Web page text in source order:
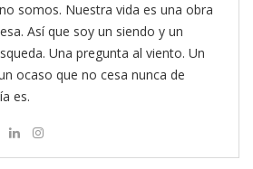
somos. Nuestra vida es una obra
Así que soy un siendo y un
Una pregunta al viento. Un
ocaso que no cesa nunca de
es.